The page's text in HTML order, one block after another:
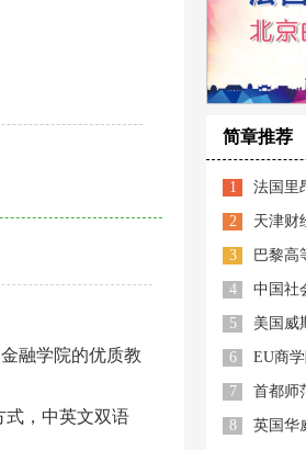
融学院的优质教
式，中英文双语
简章推荐
1 法国里
2
3
4
5 美国威
6 EU商
7
8 英国华